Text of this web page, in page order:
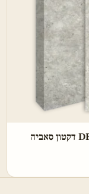
DEKTON Tk05 Sabbia דקטון סאביה